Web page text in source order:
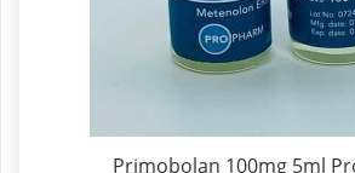
Primobolan 100mg 5ml